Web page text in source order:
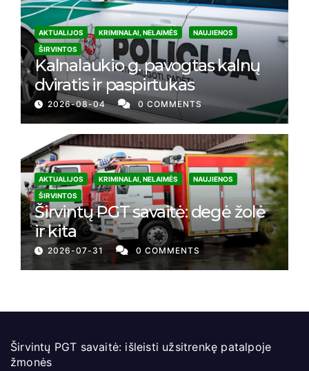
AKTUALIJOS KRIMINALAI, NELAIMĖS
NAUJIENOS
ŠIRVINTOS
Kalnalaukio g. pavogtas kalnų
dviratis ir paspirtukas
2026-08-04 0 COMMENTS
AKTUALIJOS KRIMINALAI, NELAIMĖS
NAUJIENOS
ŠIRVINTOS
Širvintų PGT savaitė: degė žolė
ir kita
2026-07-31 0 COMMENTS
Širvintų PGT savaitė: išleisti užsitrenkę patalpoje
žmonės